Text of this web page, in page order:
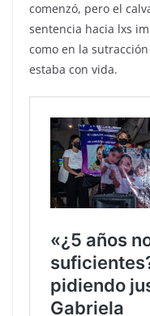
comenzó, pero el
sentencia hacia lxs
como en la
estaba con vida.